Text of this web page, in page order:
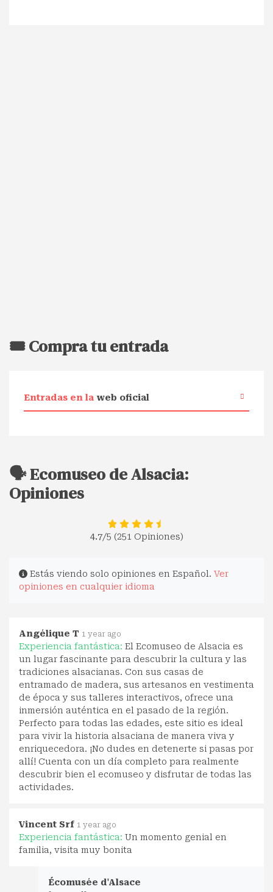
🎟️ Compra tu entrada
Entradas en la web oficial
🗣️ Ecomuseo de Alsacia:
Opiniones
4.7/5 (251 Opiniones)
Estás viendo solo opiniones en Español. Ver
opiniones en cualquier idioma
Angélique T 1 year ago
Experiencia fantástica: El Ecomuseo de Alsacia es
un lugar fascinante para descubrir la cultura y las
tradiciones alsacianas. Con sus casas de
entramado de madera, sus artesanos en vestimenta
de época y sus talleres interactivos, ofrece una
inmersión auténtica en el pasado de la región.
Perfecto para todas las edades, este sitio es ideal
para vivir la historia alsaciana de manera viva y
enriquecedora. ¡No dudes en detenerte si pasas por
allí! Cuenta con un día completo para realmente
descubrir bien el ecomuseo y disfrutar de todas las
actividades.
Vincent Srf 1 year ago
Experiencia fantástica: Un momento genial en
familia, visita muy bonita
Écomusée d'Alsace